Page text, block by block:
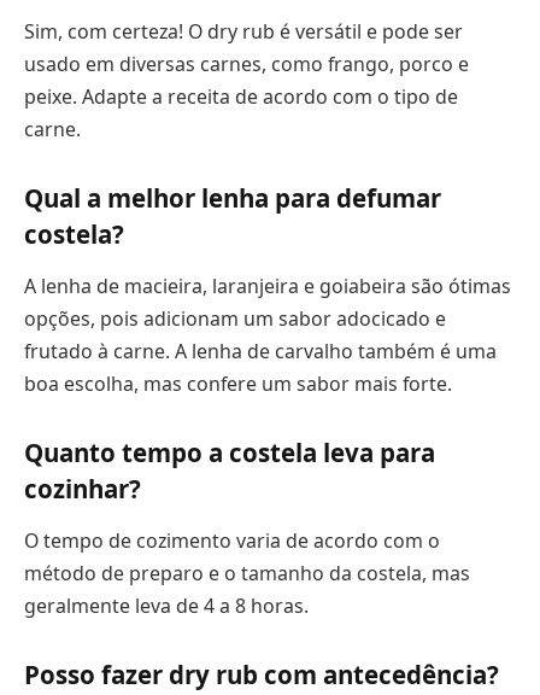
Sim, com certeza! O dry rub é versátil e pode ser
usado em diversas carnes, como frango, porco e
peixe. Adapte a receita de acordo com o tipo de
carne.
Qual a melhor lenha para defumar
costela?
A lenha de macieira, laranjeira e goiabeira são ótimas
opções, pois adicionam um sabor adocicado e
frutado à carne. A lenha de carvalho também é uma
boa escolha, mas confere um sabor mais forte.
Quanto tempo a costela leva para
cozinhar?
O tempo de cozimento varia de acordo com o
método de preparo e o tamanho da costela, mas
geralmente leva de 4 a 8 horas.
Posso fazer dry rub com antecedência?